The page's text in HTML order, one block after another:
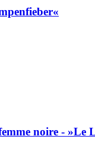
noire - »Le